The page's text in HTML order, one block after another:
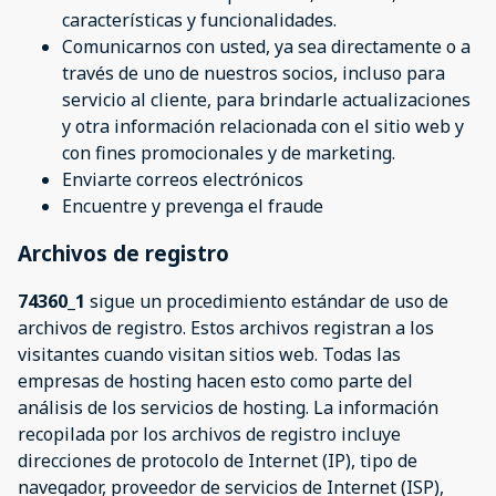
características y funcionalidades.
Comunicarnos con usted, ya sea directamente o a
través de uno de nuestros socios, incluso para
servicio al cliente, para brindarle actualizaciones
y otra información relacionada con el sitio web y
con fines promocionales y de marketing.
Enviarte correos electrónicos
Encuentre y prevenga el fraude
Archivos de registro
74360_1 sigue un procedimiento estándar de uso de
archivos de registro. Estos archivos registran a los
visitantes cuando visitan sitios web. Todas las
empresas de hosting hacen esto como parte del
análisis de los servicios de hosting. La información
recopilada por los archivos de registro incluye
direcciones de protocolo de Internet (IP), tipo de
navegador, proveedor de servicios de Internet (ISP),